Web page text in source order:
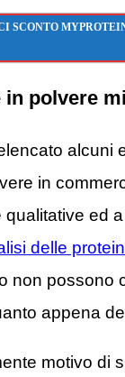
SCONTO
in polvere
alcuni
in
qualitative ed
delle
non possono
appena
motivo di